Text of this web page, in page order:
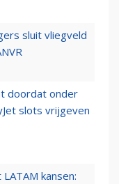
sluit vliegveld
doordat onder
slots vrijgeven
kansen: